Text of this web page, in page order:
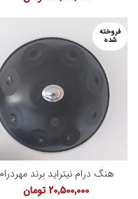
فروخته
شده
هنگ درام نیتراید برند مهردرام
20,500,000تومان